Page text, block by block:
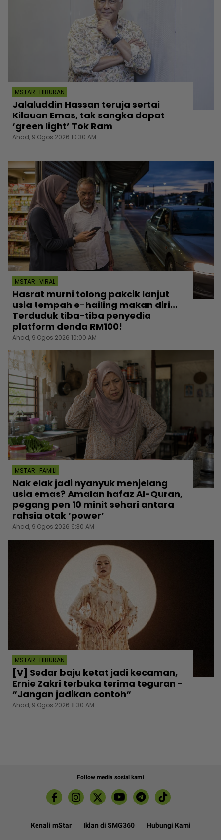
MSTAR | HIBURAN
Jalaluddin Hassan teruja sertai
Kilauan Emas, tak sangka dapat
‘green light’ Tok Ram
Ahad, 9 Ogos 2026 10:30 AM
MSTAR | VIRAL
Hasrat murni tolong pakcik lanjut
usia tempah e-hailing makan diri...
Terduduk tiba-tiba penyedia
platform denda RM100!
Ahad, 9 Ogos 2026 10:00 AM
MSTAR | FAMILI
Nak elak jadi nyanyuk menjelang
usia emas? Amalan hafaz Al-Quran,
pegang pen 10 minit sehari antara
rahsia otak ‘power’
Ahad, 9 Ogos 2026 9:30 AM
MSTAR | HIBURAN
[V] Sedar baju ketat jadi kecaman,
Ernie Zakri terbuka terima teguran -
“Jangan jadikan contoh“
Ahad, 9 Ogos 2026 8:30 AM
Follow media sosial kami
Kenali mStar Iklan di SMG360 Hubungi Kami